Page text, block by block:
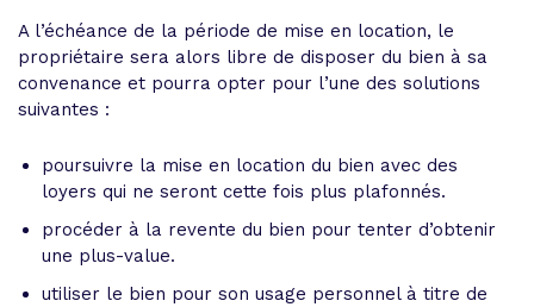
A l’échéance de la période de mise en location, le
propriétaire sera alors libre de disposer du bien à sa
convenance et pourra opter pour l’une des solutions
suivantes :
poursuivre la mise en location du bien avec des
loyers qui ne seront cette fois plus plafonnés.
procéder à la revente du bien pour tenter d’obtenir
une plus-value.
utiliser le bien pour son usage personnel à titre de